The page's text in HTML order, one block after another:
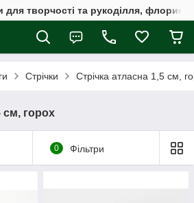
творчості та рукоділля,
Стрічки Стрічка атласна 1,5 см,
см, горох
0 Фільтри